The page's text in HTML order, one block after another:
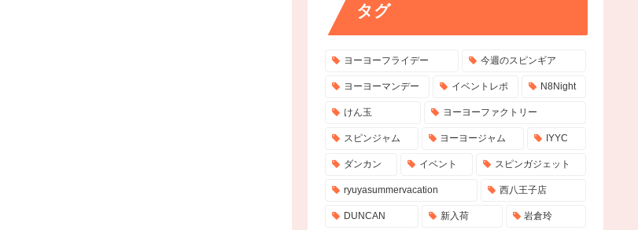
タグ
ヨーヨーフライデー 今週のスピンギア
ヨーヨーマンデー イベントレポ N8Night
けん玉 ヨーヨーファクトリー
スピンジャム ヨーヨージャム IYYC
ダンカン イベント スピンガジェット
ryuyasummervacation 西八王子店
DUNCAN 新入荷 岩倉玲